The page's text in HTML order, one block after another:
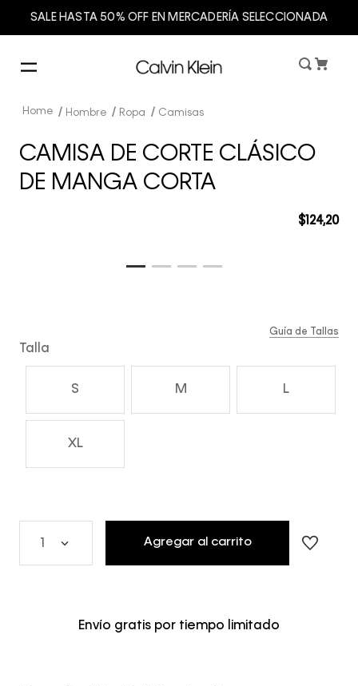
SALE HASTA 50% OFF EN MERCADERÍA SELECCIONADA
Hombre Ropa Camisas
CAMISA DE CORTE CLÁSICO
DE MANGA CORTA
$124,20
Talla
S M L
XL
Guía de Tallas
Agregar al carrito
Envío gratis por tiempo limitado